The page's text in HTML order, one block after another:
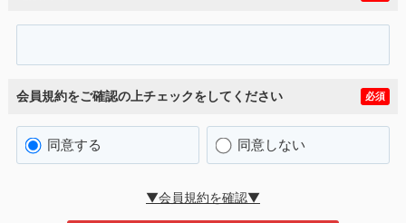
会員規約をご確認の上チェックをしてください 必須
同意する 同意しない
▼会員規約を確認▼